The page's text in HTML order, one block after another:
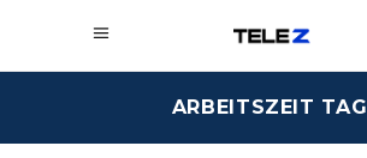
ARBEITSZEIT TAG